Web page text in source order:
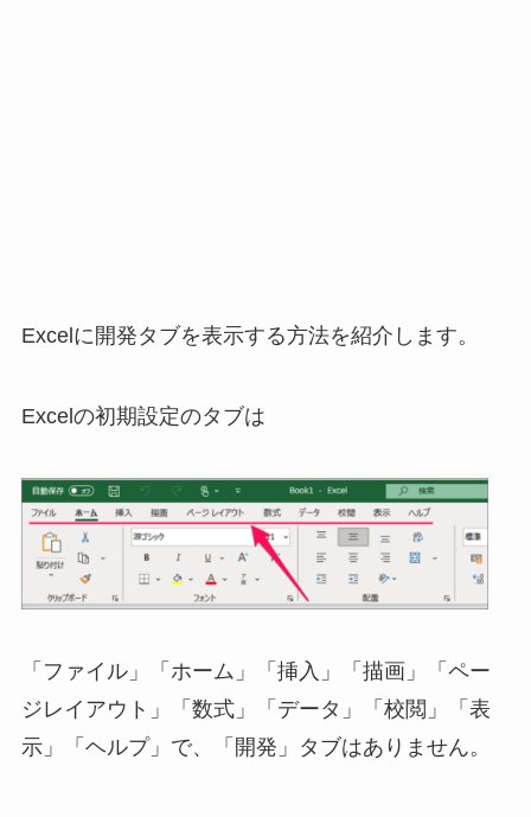
Excelに開発タブを表示する方法を紹介します。
Excelの初期設定のタブは
「ファイル」「ホーム」「挿入」「描画」「ペー
ジレイアウト」「数式」「データ」「校閲」「表
示」「ヘルプ」で、「開発」タブはありません。